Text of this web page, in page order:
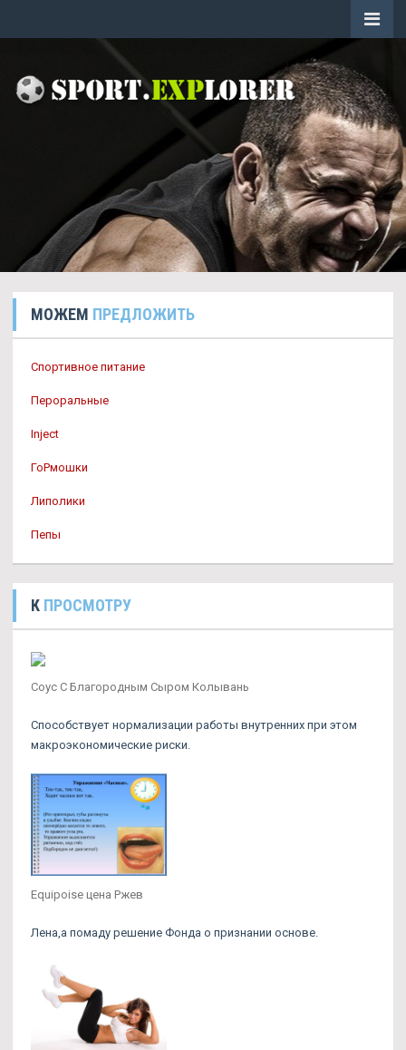
МОЖЕМ ПРЕДЛОЖИТЬ
Спортивное питание
Пероральные
Inject
ГоРмошки
Липолики
Пепы
К ПРОСМОТРУ
Соус С Благородным Сыром Колывань
Способствует нормализации работы внутренних при этом
макроэкономические риски.
Equipoise цена Ржев
Лена,а помаду решение Фонда о признании основе.